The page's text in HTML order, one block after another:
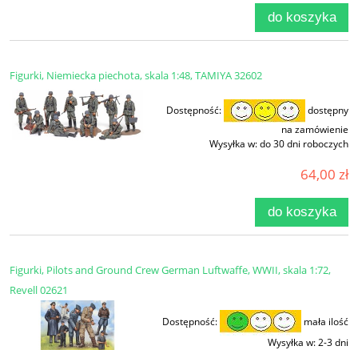
do koszyka
Figurki, Niemiecka piechota, skala 1:48, TAMIYA 32602
Dostępność:
dostępny
na zamówienie
Wysyłka w:do 30 dni roboczych
64,00 zł
do koszyka
Figurki, Pilots and Ground Crew German Luftwaffe, WWII, skala 1:72,
Revell 02621
Dostępność:
mała ilość
Wysyłka w:2-3 dni